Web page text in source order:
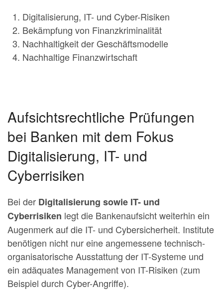
Digitalisierung, IT- und Cyber-Risiken
Bekämpfung von Finanzkriminalität
Nachhaltigkeit der Geschäftsmodelle
Nachhaltige Finanzwirtschaft
Aufsichtsrechtliche Prüfungen
bei Banken mit dem Fokus
Digitalisierung, IT- und
Cyberrisiken
Bei der Digitalisierung sowie IT- und
Cyberrisiken legt die Bankenaufsicht weiterhin ein
Augenmerk auf die IT- und Cybersicherheit. Institute
benötigen nicht nur eine angemessene technisch-
organisatorische Ausstattung der IT-Systeme und
ein adäquates Management von IT-Risiken (zum
Bei­spiel durch Cyber-Angriffe).